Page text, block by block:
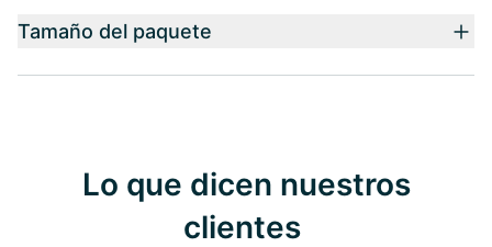
Tamaño del paquete
Lo que dicen nuestros
clientes